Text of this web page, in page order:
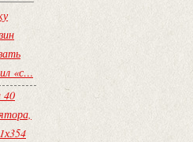
«с…
40